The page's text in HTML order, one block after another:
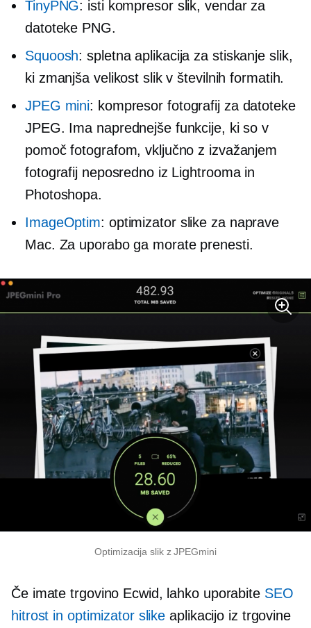
TinyPNG: isti kompresor slik, vendar za
datoteke PNG.
Squoosh: spletna aplikacija za stiskanje slik,
ki zmanjša velikost slik v številnih formatih.
JPEG mini: kompresor fotografij za datoteke
JPEG. Ima naprednejše funkcije, ki so v
pomoč fotografom, vključno z izvažanjem
fotografij neposredno iz Lightrooma in
Photoshopa.
ImageOptim: optimizator slike za naprave
Mac. Za uporabo ga morate prenesti.
Optimizacija slik z JPEGmini
Če imate trgovino Ecwid, lahko uporabite SEO
hitrost in optimizator slike aplikacijo iz trgovine